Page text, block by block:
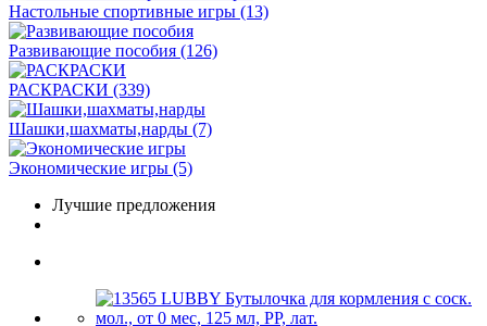
Настольные спортивные игры (13)
Развивающие пособия (126)
РАСКРАСКИ (339)
Шашки,шахматы,нарды (7)
Экономические игры (5)
Лучшие предложения